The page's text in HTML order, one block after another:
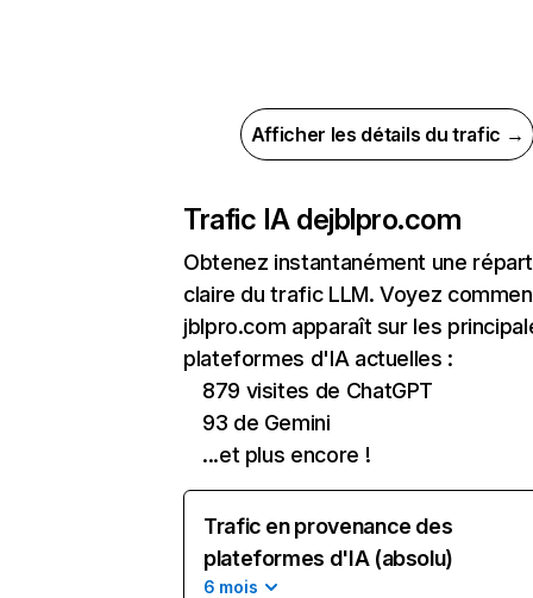
Afficher les détails du trafic →
Trafic IA dejblpro.com
Obtenez instantanément une
claire du trafic LLM. Voyez
jblpro.com apparaît sur les
plateformes d'IA actuelles :
879 visites de ChatGPT
93 de Gemini
...et plus encore !
Trafic en provenance des
plateformes d'IA (absolu)
6 mois